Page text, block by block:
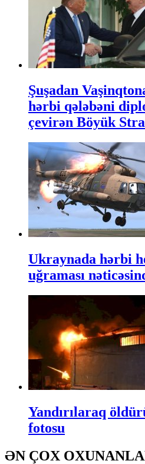
Şuşadan
hərbi qələbəni
çevirən Böyük
Ukraynada hərbi
uğraması
Yandırılaraq
fotosu
ƏN ÇOX